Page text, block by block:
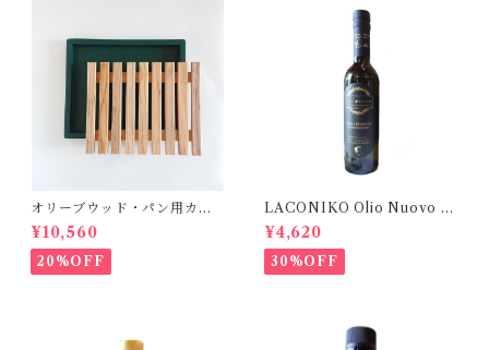
オリーブウッド・パン用カッ
ティングボード【ダークグリ
ーン】
¥10,560
20%OFF
LACONIKO Olio Nuovo オ
リオ・ヌオーヴォ 375ml
¥4,620
30%OFF